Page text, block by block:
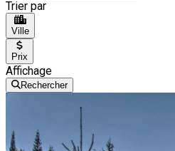
Trier par
Ville
Prix
Affichage
Rechercher